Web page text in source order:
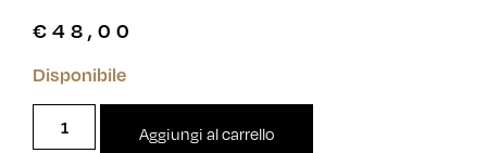
€ 48,00
Disponibile
Aggiungi al carrello